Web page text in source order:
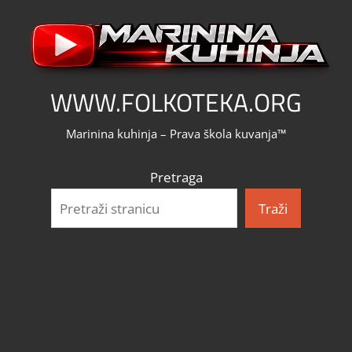
content
WWW.FOLKOTEKA.ORG
Marinina kuhinja – Prava škola kuvanja™
Pretraga
Traži